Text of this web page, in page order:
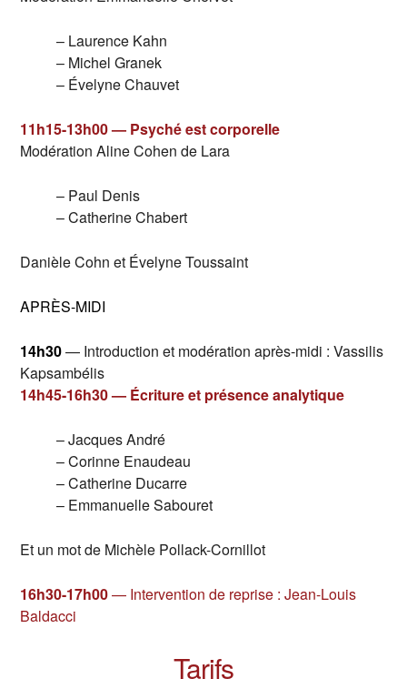
– Laurence Kahn
– Michel Granek
– Évelyne Chauvet
11h15-13h00 — Psyché est corporelle
Modération Aline Cohen de Lara
– Paul Denis
– Catherine Chabert
Danièle Cohn et Évelyne Toussaint
APRÈS-MIDI
14h30— Introduction et modération après-midi : Vassilis
Kapsambélis
14h45-16h30 — Écriture et présence analytique
– Jacques André
– Corinne Enaudeau
– Catherine Ducarre
– Emmanuelle Sabouret
Et un mot de Michèle Pollack-Cornillot
16h30-17h00— Intervention de reprise : Jean-Louis
Baldacci
Tarifs